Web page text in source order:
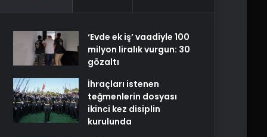
‘Evde ek iş’ vaadiyle 100
milyon liralık vurgun: 30
gözaltı
İhraçları istenen
teğmenlerin dosyası
ikinci kez disiplin
kurulunda